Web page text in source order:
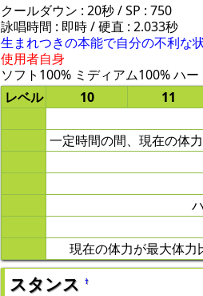
クールダウン : 20秒 / SP : 750
詠唱時間 : 即時 / 硬直 : 2.033秒
生まれつきの本能で自分の不利な
使用者自身
ソフト100% ミディアム100% ハー
レベル
10 11
一定時間の間、現在の体
現在の体力が最大体力
スタンス †